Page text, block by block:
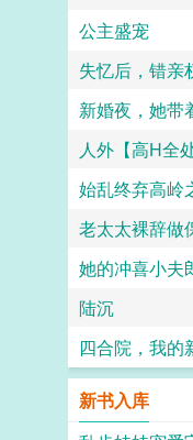
公主盛宠
失忆后，错亲
新婚夜，她带
人外【高H全
始乱终弃高岭
老太太裸辞做
她的冲喜小夫
陆沉
四合院，我的
新书入库